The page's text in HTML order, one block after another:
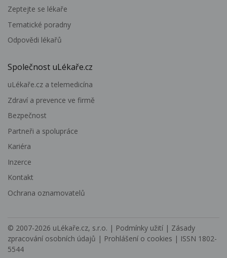
Zeptejte se lékaře
Tematické poradny
Odpovědi lékařů
Společnost uLékaře.cz
uLékaře.cz a telemedicína
Zdraví a prevence ve firmě
Bezpečnost
Partneři a spolupráce
Kariéra
Inzerce
Kontakt
Ochrana oznamovatelů
© 2007-2026 uLékaře.cz, s.r.o. | Podmínky užití | Zásady
zpracování osobních údajů | Prohlášení o cookies | ISSN 1802-
5544